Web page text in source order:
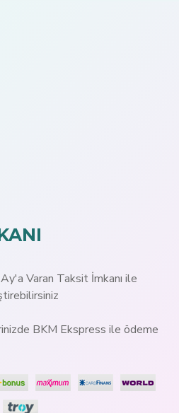
Varan Taksit İmkanı ile
BKM Ekspress ile ödeme